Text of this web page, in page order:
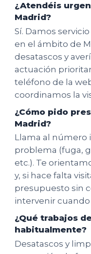
¿Atendéis
Madrid?
Sí. Damos
en el ámbito de
desatascos y
actuación
teléfono de la
coordinamos la
¿Cómo pido
Madrid?
Llama al número
problema (fuga,
etc.). Te
y, si hace falta
presupuesto sin
intervenir
¿Qué trabajos
habitualmente?
Desatascos y